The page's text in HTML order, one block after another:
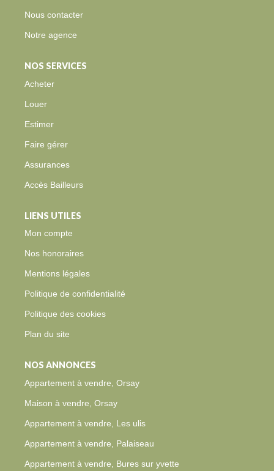
Nous contacter
Notre agence
NOS SERVICES
Acheter
Louer
Estimer
Faire gérer
Assurances
Accès Bailleurs
LIENS UTILES
Mon compte
Nos honoraires
Mentions légales
Politique de confidentialité
Politique des cookies
Plan du site
NOS ANNONCES
Appartement à vendre, Orsay
Maison à vendre, Orsay
Appartement à vendre, Les ulis
Appartement à vendre, Palaiseau
Appartement à vendre, Bures sur yvette